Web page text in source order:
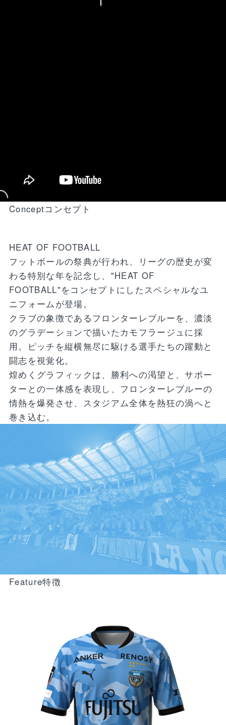
NEWアイテム
Conceptコンセプト
HEAT OF FOOTBALL
フットボールの祭典が行われ、リーグの歴史が変
わる特別な年を記念し、 "HEAT OF
FOOTBALL"をコンセプトにしたスペシャルなユ
ニフォームが登場。
クラブの象徴であるフロンターレブルーを、濃淡
のグラデーションで描いたカモフラージュに採
用。ピッチを縦横無尽に駆ける選手たちの躍動と
闘志を視覚化。
煌めくグラフィックは、勝利への渇望と、サポー
ターとの一体感を表現し、 フロンターレブルーの
情熱を爆発させ、スタジアム全体を熱狂の渦へと
巻き込む。
Feature特徴